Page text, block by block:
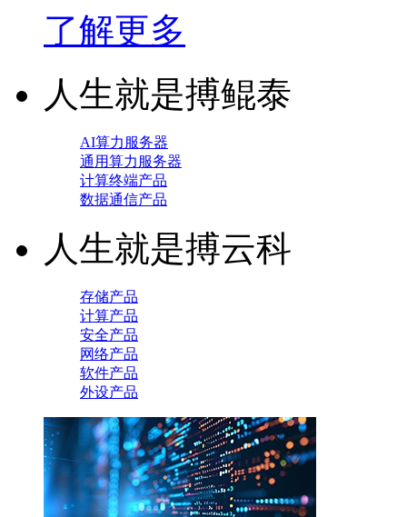
了解更多
人生就是搏鲲泰
AI算力服务器
通用算力服务器
计算终端产品
数据通信产品
人生就是搏云科
存储产品
计算产品
安全产品
网络产品
软件产品
外设产品